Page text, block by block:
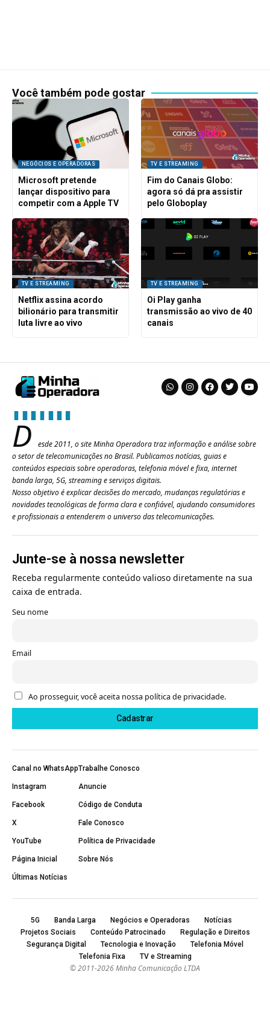
Você também pode gostar
NEGÓCIOS E OPERADORAS
Microsoft pretende
lançar dispositivo para
competir com a Apple TV
TV E STREAMING
Fim do Canais Globo:
agora só dá pra assistir
pelo Globoplay
TV E STREAMING
Netflix assina acordo
bilionário para transmitir
luta livre ao vivo
TV E STREAMING
Oi Play ganha
transmissão ao vivo de 40
canais
D
esde 2011, o site Minha Operadora traz informação e análise sobre
o setor de telecomunicações no Brasil. Publicamos notícias, guias e
conteúdos especiais sobre operadoras, telefonia móvel e fixa, internet
banda larga, 5G, streaming e serviços digitais.
Nosso objetivo é explicar decisões do mercado, mudanças regulatórias e
novidades tecnológicas de forma clara e confiável, ajudando consumidores
e profissionais a entenderem o universo das telecomunicações.
Junte-se à nossa newsletter
Receba regularmente conteúdo valioso diretamente na sua
caixa de entrada.
Seu nome
Email
Ao prosseguir, você aceita nossa política de privacidade.
Canal no WhatsApp
Instagram
Facebook
X
YouTube
Página Inicial
Últimas Notícias
Trabalhe Conosco
Anuncie
Código de Conduta
Fale Conosco
Política de Privacidade
Sobre Nós
5G Banda Larga Negócios e Operadoras
Notícias
Projetos Sociais
Conteúdo Patrocinado
Regulação e Direitos
Segurança Digital
Tecnologia e Inovação
Telefonia Móvel
Telefonia Fixa
TV e Streaming
© 2011-2026 Minha Comunicação LTDA